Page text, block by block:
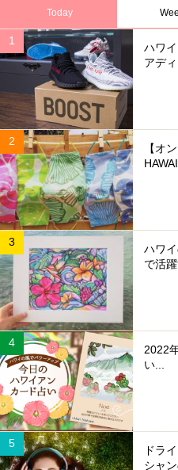
Today
ハワ
アデ
【オ
ハワ
で活
2022
い...
ドラ
シャ